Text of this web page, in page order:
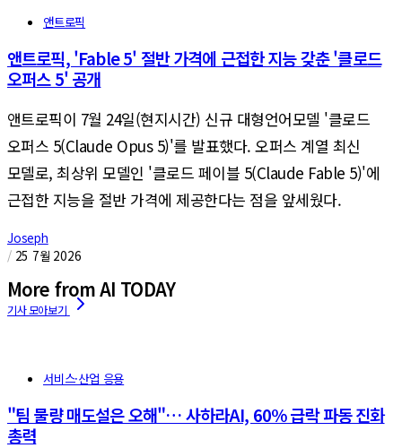
앤트로픽
앤트로픽, 'Fable 5' 절반 가격에 근접한 지능 갖춘 '클로드
오퍼스 5' 공개
앤트로픽이 7월 24일(현지시간) 신규 대형언어모델 '클로드
오퍼스 5(Claude Opus 5)'를 발표했다. 오퍼스 계열 최신
모델로, 최상위 모델인 '클로드 페이블 5(Claude Fable 5)'에
근접한 지능을 절반 가격에 제공한다는 점을 앞세웠다.
Joseph
/ 25 7월 2026
More from AI TODAY
서비스·산업 응용
"팀 물량 매도설은 오해"… 사하라AI, 60% 급락 파동 진화
총력